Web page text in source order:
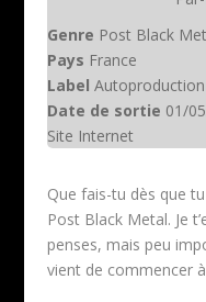
Genre Post Black
Pays France
Label Autoproduction
Date de sortie 01/
Site Internet
Que fais-tu dès que
Post Black Metal. Je
penses, mais peu
vient de commencer